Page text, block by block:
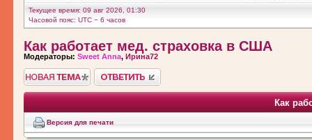
Текущее время: 09 авг 2026, 01:30
Часовой пояс: UTC − 6 часов
Как работает мед. страховка в США
Модераторы: Sweet Anna, Ирина72
Новая тема"> Ответить
Как
Версия для печати